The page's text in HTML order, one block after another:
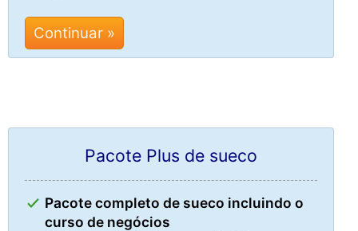
Continuar »
Pacote Plus de sueco
Pacote completo de sueco incluindo o
curso de negócios